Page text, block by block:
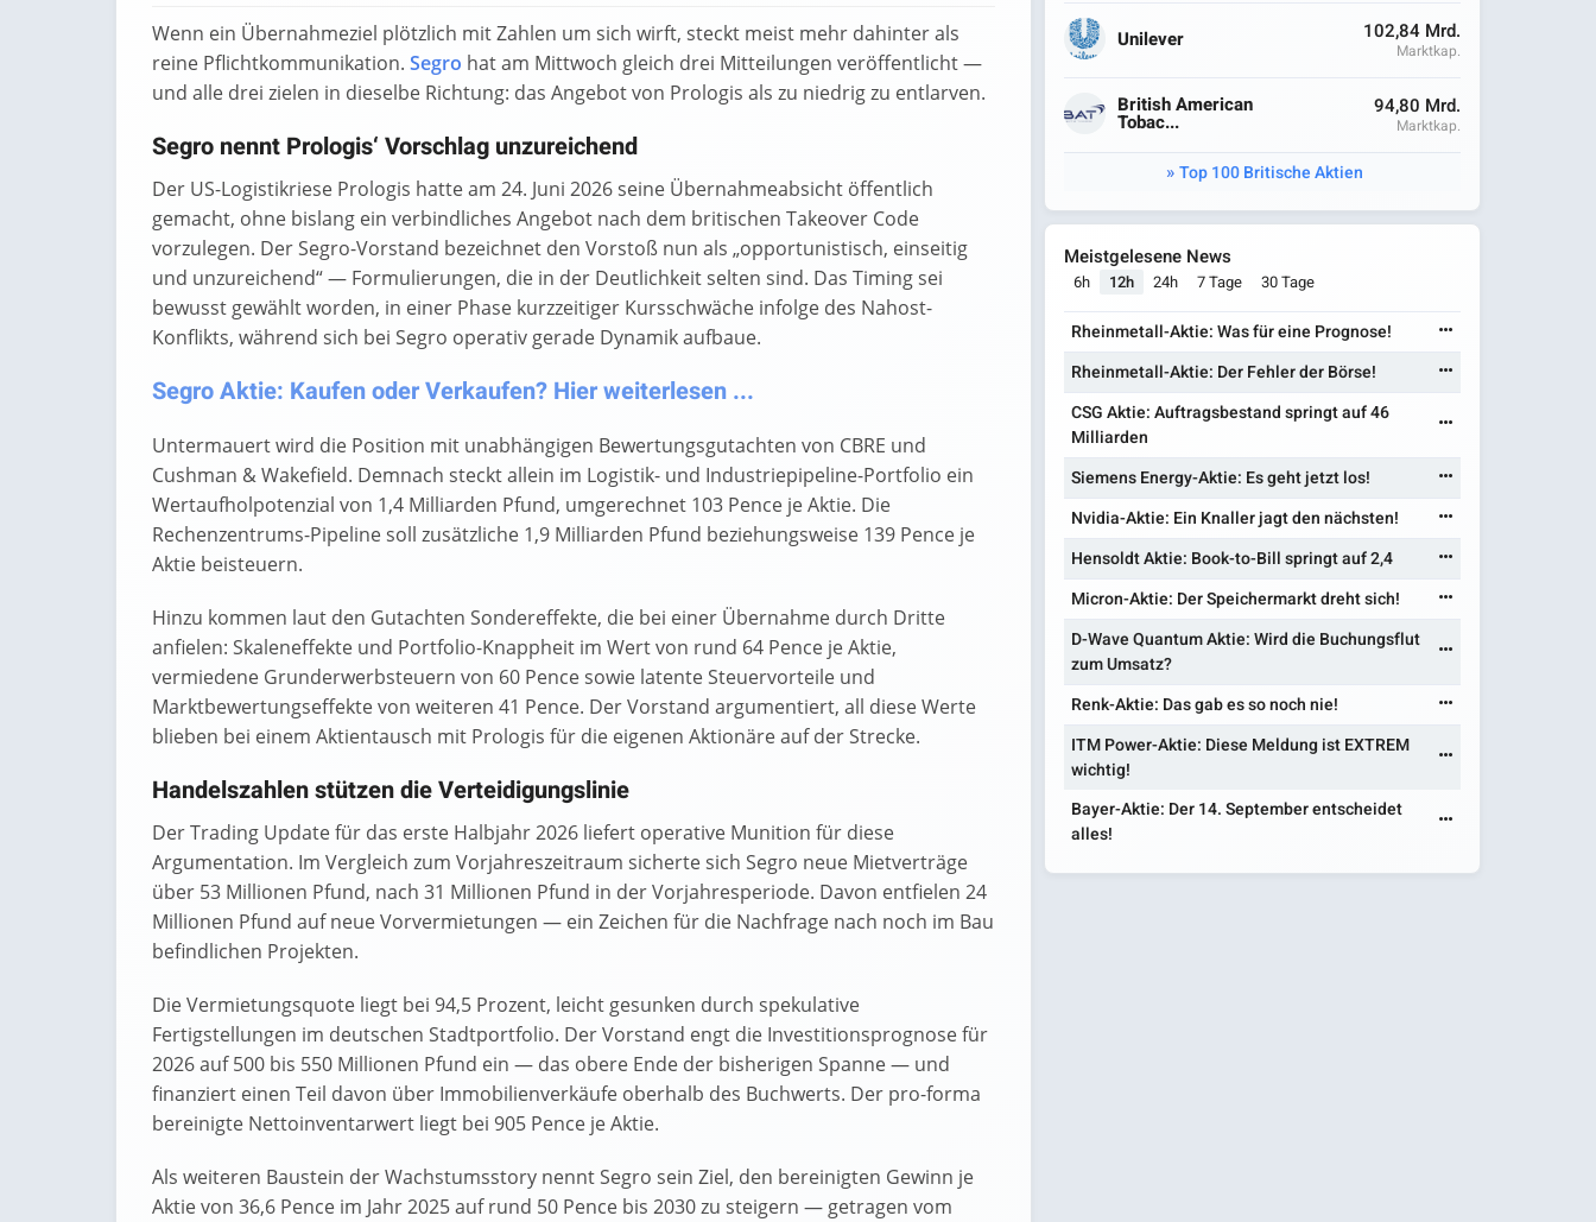
Wenn ein Übernahmeziel plötzlich mit Zahlen um sich wirft, steckt meist mehr dahinter als
reine Pflichtkommunikation. Segro hat am Mittwoch gleich drei Mitteilungen veröffentlicht —
und alle drei zielen in dieselbe Richtung: das Angebot von Prologis als zu niedrig zu entlarven.
Segro nennt Prologis‘ Vorschlag unzureichend
Der US-Logistikriese Prologis hatte am 24. Juni 2026 seine Übernahmeabsicht öffentlich
gemacht, ohne bislang ein verbindliches Angebot nach dem britischen Takeover Code
vorzulegen. Der Segro-Vorstand bezeichnet den Vorstoß nun als „opportunistisch, einseitig
und unzureichend“ — Formulierungen, die in der Deutlichkeit selten sind. Das Timing sei
bewusst gewählt worden, in einer Phase kurzzeitiger Kursschwäche infolge des Nahost-
Konflikts, während sich bei Segro operativ gerade Dynamik aufbaue.
Segro Aktie: Kaufen oder Verkaufen? Hier weiterlesen ...
Untermauert wird die Position mit unabhängigen Bewertungsgutachten von CBRE und
Cushman & Wakefield. Demnach steckt allein im Logistik- und Industriepipeline-Portfolio ein
Wertaufholpotenzial von 1,4 Milliarden Pfund, umgerechnet 103 Pence je Aktie. Die
Rechenzentrums-Pipeline soll zusätzliche 1,9 Milliarden Pfund beziehungsweise 139 Pence je
Aktie beisteuern.
Hinzu kommen laut den Gutachten Sondereffekte, die bei einer Übernahme durch Dritte
anfielen: Skaleneffekte und Portfolio-Knappheit im Wert von rund 64 Pence je Aktie,
vermiedene Grunderwerbsteuern von 60 Pence sowie latente Steuervorteile und
Marktbewertungseffekte von weiteren 41 Pence. Der Vorstand argumentiert, all diese Werte
blieben bei einem Aktientausch mit Prologis für die eigenen Aktionäre auf der Strecke.
Handelszahlen stützen die Verteidigungslinie
Der Trading Update für das erste Halbjahr 2026 liefert operative Munition für diese
Argumentation. Im Vergleich zum Vorjahreszeitraum sicherte sich Segro neue Mietverträge
über 53 Millionen Pfund, nach 31 Millionen Pfund in der Vorjahresperiode. Davon entfielen 24
Millionen Pfund auf neue Vorvermietungen — ein Zeichen für die Nachfrage nach noch im Bau
befindlichen Projekten.
Die Vermietungsquote liegt bei 94,5 Prozent, leicht gesunken durch spekulative
Fertigstellungen im deutschen Stadtportfolio. Der Vorstand engt die Investitionsprognose für
2026 auf 500 bis 550 Millionen Pfund ein — das obere Ende der bisherigen Spanne — und
finanziert einen Teil davon über Immobilienverkäufe oberhalb des Buchwerts. Der pro-forma
bereinigte Nettoinventarwert liegt bei 905 Pence je Aktie.
Als weiteren Baustein der Wachstumsstory nennt Segro sein Ziel, den bereinigten Gewinn je
Aktie von 36,6 Pence im Jahr 2025 auf rund 50 Pence bis 2030 zu steigern — getragen vom
Unilever 102,84 Mrd.
Marktkap.
British American
Tobac...
94,80 Mrd.
Marktkap.
Top 100 Britische Aktien
Meistgelesene News
6h 12h 24h 7 Tage 30 Tage
Rheinmetall-Aktie: Was für eine Prognose!
Rheinmetall-Aktie: Der Fehler der Börse!
CSG Aktie: Auftragsbestand springt auf 46
Milliarden
Siemens Energy-Aktie: Es geht jetzt los!
Nvidia-Aktie: Ein Knaller jagt den nächsten!
Hensoldt Aktie: Book-to-Bill springt auf 2,4
Micron-Aktie: Der Speichermarkt dreht sich!
D-Wave Quantum Aktie: Wird die Buchungsflut
zum Umsatz?
Renk-Aktie: Das gab es so noch nie!
ITM Power-Aktie: Diese Meldung ist EXTREM
wichtig!
Bayer-Aktie: Der 14. September entscheidet
alles!